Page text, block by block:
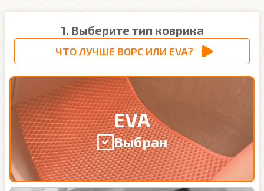
1. Выберите тип коврика
ЧТО ЛУЧШЕ ВОРС ИЛИ EVA?
EVA
Выбран